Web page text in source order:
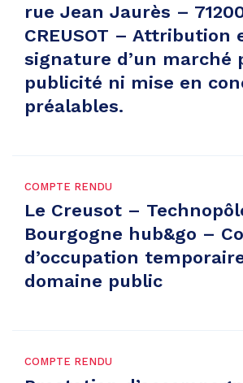
rue Jean Jaurès –
CREUSOT – Attribution
signature d’un marché
publicité ni mise en
préalables.
COMPTE RENDU
Le Creusot –
Bourgogne hub&go –
d’occupation
domaine public
COMPTE RENDU